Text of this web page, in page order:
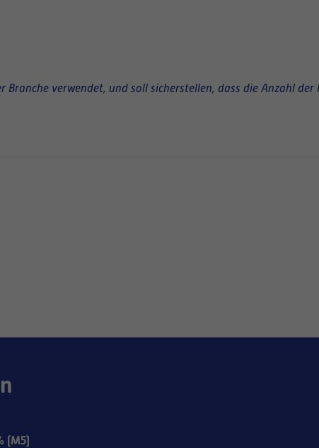
verwendet, und soll sicherstellen, dass die Anzahl
(M5)